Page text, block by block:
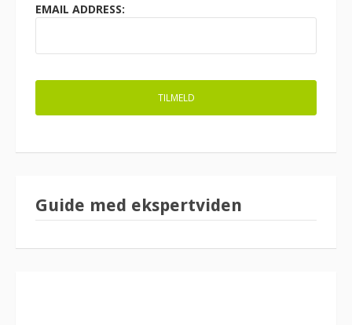
EMAIL ADDRESS:
Guide med ekspertviden